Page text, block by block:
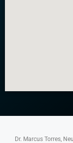
Dr. Marcus Torres,